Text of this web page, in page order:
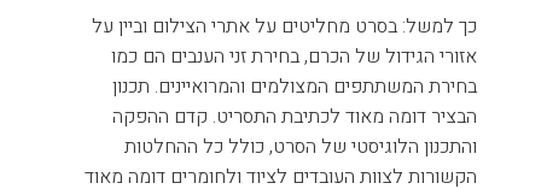
כך למשל: בסרט מחליטים על אתרי הצילום וביין על
אזורי הגידול של הכרם, בחירת זני הענבים הם כמו
בחירת המשתתפים המצולמים והמרואיינים. תכנון
הבציר דומה מאוד לכתיבת התסריט. קדם ההפקה
והתכנון הלוגיסטי של הסרט, כולל כל ההחלטות
הקשורות לצוות העובדים לציוד ולחומרים דומה מאוד